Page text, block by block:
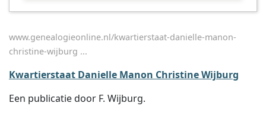
www.genealogieonline.nl/kwartierstaat-danielle-manon-
christine-wijburg ...
Kwartierstaat Danielle Manon Christine Wijburg
Een publicatie door F. Wijburg.